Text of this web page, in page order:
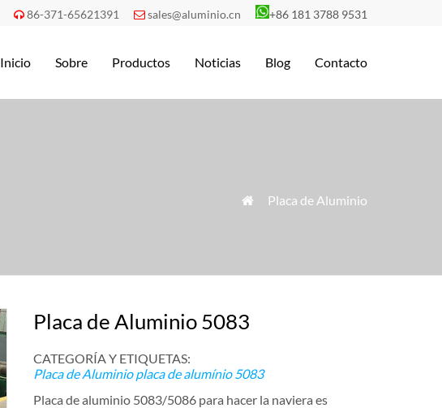
 86-371-65621391  sales@aluminio.cn +86 181 3788 9531
Inicio Sobre Productos Noticias Blog Contacto
 Placa de Aluminio
Placa de Aluminio 5083
CATEGORÍA Y ETIQUETAS:
Placa de Aluminio placa de alumínio 5083
Placa de aluminio 5083/5086 para hacer la naviera es